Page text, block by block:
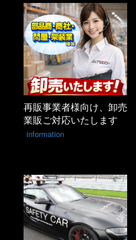
再販事業者様向け、卸売
業販ご対応いたします
information